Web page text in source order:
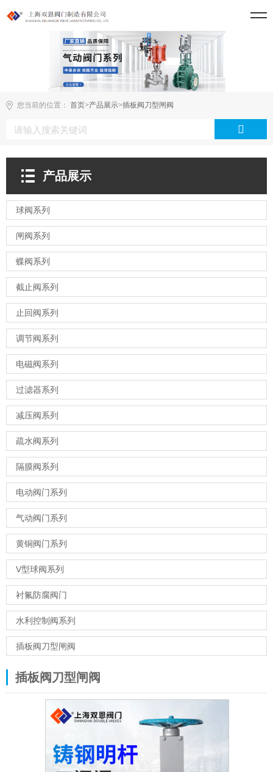
您当前的位置： 首页>产品展示>插板阀刀型闸阀
产品展示
球阀系列
闸阀系列
蝶阀系列
截止阀系列
止回阀系列
调节阀系列
电磁阀系列
过滤器系列
减压阀系列
疏水阀系列
隔膜阀系列
电动阀门系列
气动阀门系列
黄铜阀门系列
V型球阀系列
衬氟防腐阀门
水利控制阀系列
插板阀刀型闸阀
插板阀刀型闸阀